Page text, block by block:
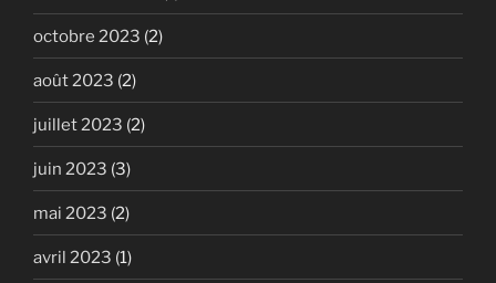
octobre 2023 (2)
août 2023 (2)
juillet 2023 (2)
juin 2023 (3)
mai 2023 (2)
avril 2023 (1)